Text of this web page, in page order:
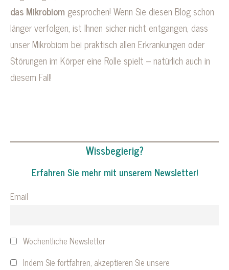
das Mikrobiom gesprochen! Wenn Sie diesen Blog schon
länger verfolgen, ist Ihnen sicher nicht entgangen, dass
unser Mikrobiom bei praktisch allen Erkrankungen oder
Störungen im Körper eine Rolle spielt – natürlich auch in
diesem Fall!
Wissbegierig?
Erfahren Sie mehr mit unserem Newsletter!
Email
Wöchentliche Newsletter
Indem Sie fortfahren, akzeptieren Sie unsere